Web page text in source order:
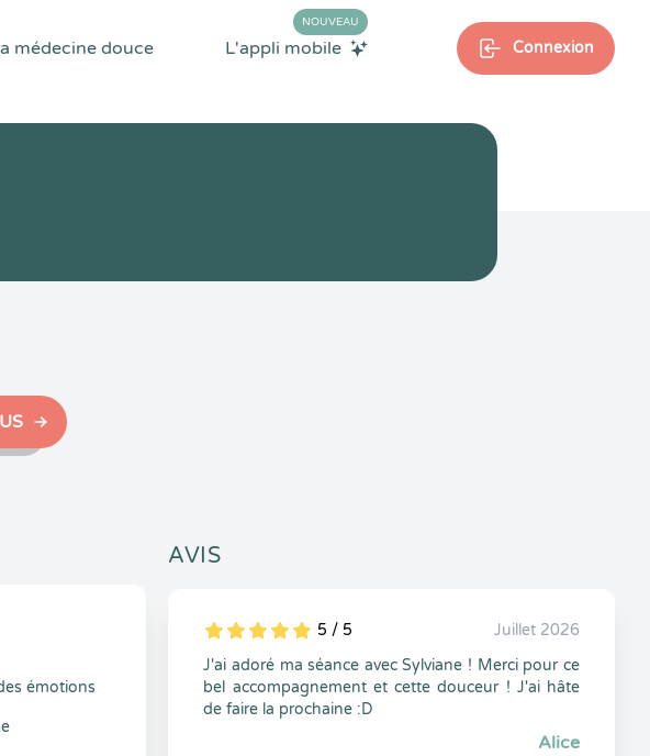
médecine douce L'appli mobile
NOUVEAU
Connexion
émotions
AVIS
5
1
5
0 5 / 5
Juillet 2026
J'ai adoré ma séance avec Sylviane ! Merci pour ce
bel accompagnement et cette douceur ! J'ai hâte
de faire la prochaine :D
Alice